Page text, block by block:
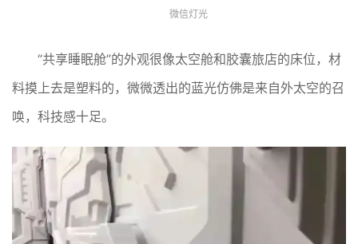
微信灯光
“共享睡眠舱”的外观很像太空舱和胶囊旅店的床位，材
料摸上去是塑料的，微微透出的蓝光仿佛是来自外太空的召
唤，科技感十足。